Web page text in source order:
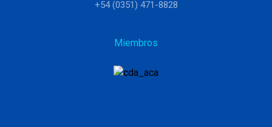
+54 (0351) 471-8828
Miembros